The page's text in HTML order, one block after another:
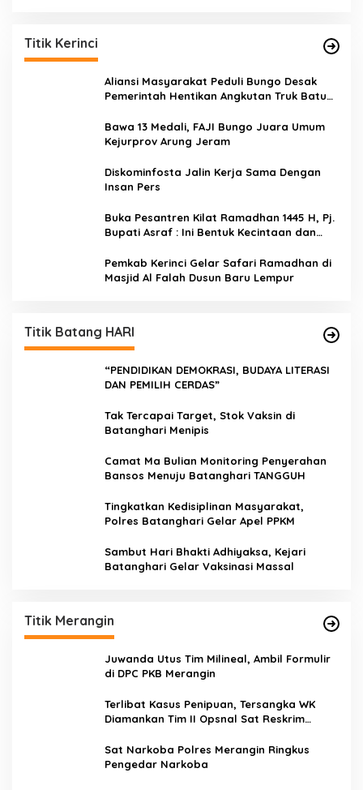
Titik Kerinci
Aliansi Masyarakat Peduli Bungo Desak
Pemerintah Hentikan Angkutan Truk Batu
Bawa 13 Medali, FAJI Bungo Juara Umum
Kejurprov Arung Jeram
Diskominfosta Jalin Kerja Sama Dengan
Insan Pers
Buka Pesantren Kilat Ramadhan 1445 H, Pj.
Bupati Asraf : Ini Bentuk Kecintaan dan
Kerinci
Pemkab Kerinci Gelar Safari Ramadhan di
Masjid Al Falah Dusun Baru Lempur
Titik Batang HARI
“PENDIDIKAN DEMOKRASI, BUDAYA LITERASI
DAN PEMILIH CERDAS”
Tak Tercapai Target, Stok Vaksin di
Batanghari Menipis
Camat Ma Bulian Monitoring Penyerahan
Bansos Menuju Batanghari TANGGUH
Tingkatkan Kedisiplinan Masyarakat,
Polres Batanghari Gelar Apel PPKM
Sambut Hari Bhakti Adhiyaksa, Kejari
Batanghari Gelar Vaksinasi Massal
Titik Merangin
Juwanda Utus Tim Milineal, Ambil Formulir
di DPC PKB Merangin
Terlibat Kasus Penipuan, Tersangka WK
Diamankan Tim II Opsnal Sat Reskrim
Sat Narkoba Polres Merangin Ringkus
Pengedar Narkoba